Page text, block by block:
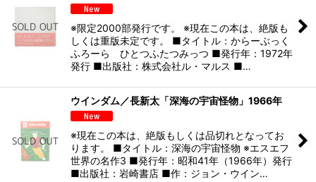
※限定2000部発行です。 ※現在この本は、絶版も
しくは重版未定です。 ■タイトル：からーぶっく
ふろーら ひとつふたつみっつ ■発行年：1972年
発行 ■出版社：株式会社ル・マルス ■…
ウインダム／長新太「深海の宇宙怪物」1966年
※現在この本は、絶版もしくは品切れとなってお
ります。 ■タイトル：深海の宇宙怪物 ※エスエフ
世界の名作3 ■発行年：昭和41年（1966年）発行
■出版社：岩崎書店 ■作：ジョン・ウイン…